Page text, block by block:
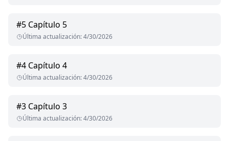
#5 Capítulo 5
Última actualización:4/30/2026
#4 Capítulo 4
Última actualización:4/30/2026
#3 Capítulo 3
Última actualización:4/30/2026